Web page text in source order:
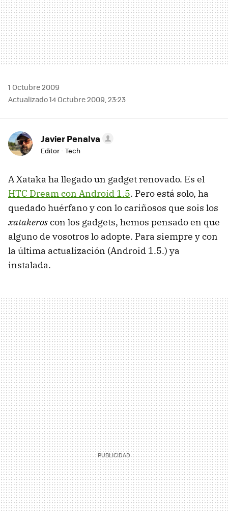
1 Octubre 2009
Actualizado 14 Octubre 2009, 23:23
Javier Penalva
Editor - Tech
A Xataka ha llegado un gadget renovado. Es el
HTC Dream con Android 1.5. Pero está solo, ha
quedado huérfano y con lo cariñosos que sois los
xatakeroscon los gadgets, hemos pensado en que
alguno de vosotros lo adopte. Para siempre y con
la última actualización (Android 1.5.) ya
instalada.